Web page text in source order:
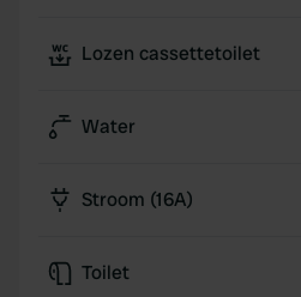
Lozen cassettetoilet
Water
Stroom (16A)
Toilet